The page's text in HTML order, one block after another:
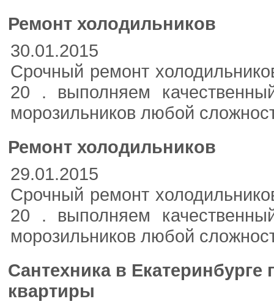
Ремонт холодильников
30.01.2015
Срочный ремонт
20 . выполняем
морозильников любой
Ремонт холодильников
29.01.2015
Срочный ремонт
20 . выполняем
морозильников любой
Сантехника в
квартиры